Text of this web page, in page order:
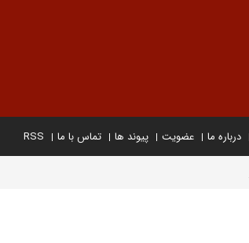
درباره ما عضویت پیوند ها تماس با ما RSS